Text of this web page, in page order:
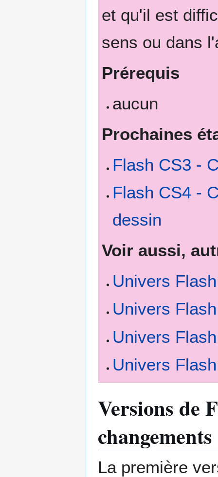
et qu'il est
sens ou dans
Prérequis
aucun
Prochaines
Flash CS3 -
Flash CS4 -
dessin
Voir aussi,
Univers
Univers
Univers
Univers
Versions de
changements
La première